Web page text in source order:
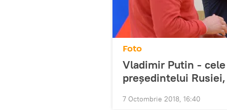
Foto
Vladimir Putin -
președintelui
7 Octombrie 2018, 16:40